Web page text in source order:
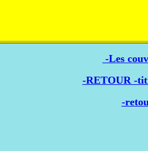
-Les
-RETOUR -
-